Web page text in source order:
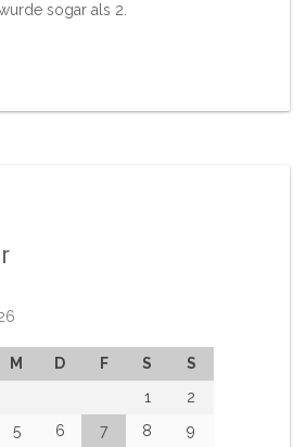
sogar als 2.
M D F S
S
1
2
5 6 7 8
9